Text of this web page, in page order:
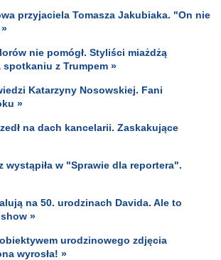
przyjaciela Tomasza Jakubiaka. "On nie
nie pomógł. Styliści miażdżą
spotkaniu z Trumpem »
Katarzyny Nosowskiej. Fani
»
na dach kancelarii. Zaskakujące
wystąpiła w "Sprawie dla reportera".
na 50. urodzinach Davida. Ale to
»
obiektywem urodzinowego zdjęcia
wyrosła! »